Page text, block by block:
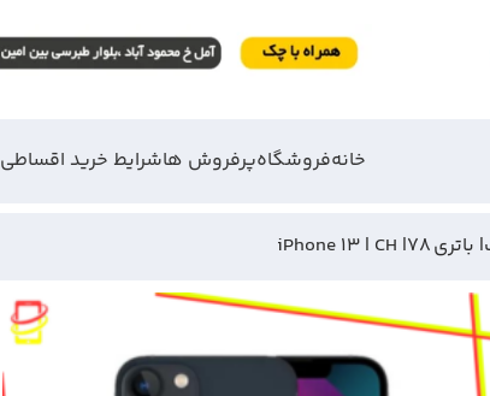
خانهفروشگاهپرفروش هاشرایط خرید اقساطی